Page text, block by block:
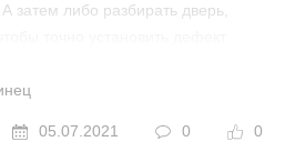
затем либо разбирать дверь,
05.07.2021 0 0